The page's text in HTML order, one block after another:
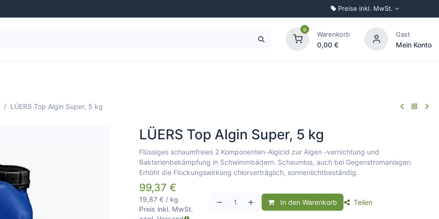
Preise inkl. MwSt.
0
Warenkorb
0,00 €
Gast
Mein Konto
LÜERS Top Algin Super, 5 kg
LÜERS Top Algin Super, 5 kg
Flüssiges schaumfreies 2 Komponenten-Algicid zur Algen -vernichtung und
Bakterienbekämpfung in Schwimmbädern. Schaumlos, auch bei Gegenstromanlagen.
Erhöht die Flockungswirkung chlorverträglich, sonnenlichtbeständig.
99,37 €
19,87 € / kg
Preis inkl. MwSt.
In den Warenkorb Teilen